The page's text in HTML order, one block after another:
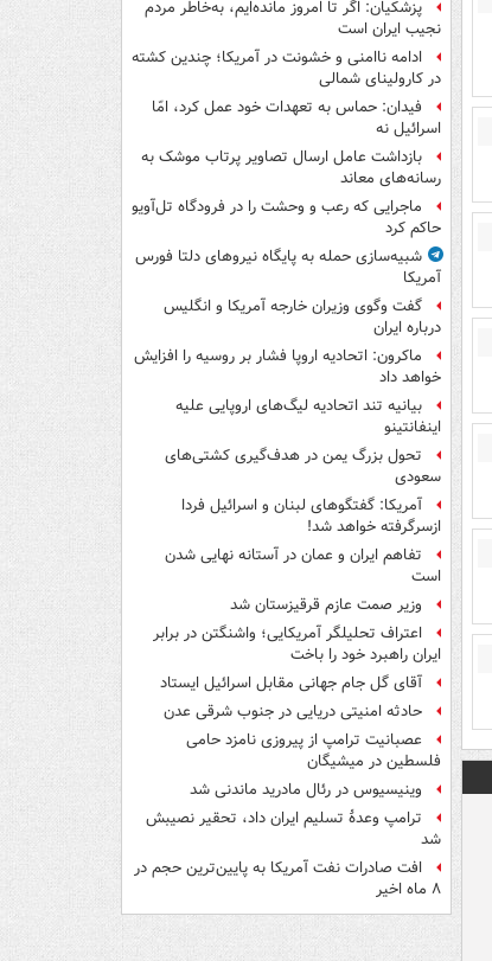
پزشکیان: اگر تا امروز مانده‌ایم، به‌خاطر مردم
نجیب ایران است
ادامه ناامنی و خشونت در آمریکا؛ چندین کشته
در کارولینای شمالی
فیدان: حماس به تعهدات خود عمل کرد، امّا
اسرائیل نه
بازداشت عامل ارسال تصاویر پرتاب موشک به
رسانه‌های معاند
ماجرایی که رعب و وحشت را در فرودگاه تل‌آویو
حاکم کرد
شبیه‌سازی حمله به پایگاه نیروهای دلتا فورس
آمریکا
گفت وگوی وزیران خارجه آمریکا و انگلیس
درباره ایران
ماکرون: اتحادیه اروپا فشار بر روسیه را افزایش
خواهد داد
بیانیه تند اتحادیه لیگ‌های اروپایی علیه
اینفانتینو
تحول بزرگ یمن در هدف‌گیری کشتی‌های
سعودی
آمریکا: گفتگوهای لبنان و اسرائیل فردا
ازسرگرفته خواهد شد!
تفاهم ایران و عمان در آستانه نهایی شدن
است
وزیر صمت عازم قرقیزستان شد
اعتراف تحلیلگر آمریکایی؛ واشنگتن در برابر
ایران راهبرد خود را باخت
آقای گل جام جهانی مقابل اسرائیل ایستاد
حادثه امنیتی دریایی در جنوب شرقی عدن
عصبانیت ترامپ از پیروزی نامزد حامی
فلسطین در میشیگان
وینیسیوس در رئال مادرید ماندنی شد
ترامپ وعدۀ تسلیم ایران داد، تحقیر نصیبش
شد
افت صادرات نفت آمریکا به پایین‌ترین حجم در
۸ ماه اخیر